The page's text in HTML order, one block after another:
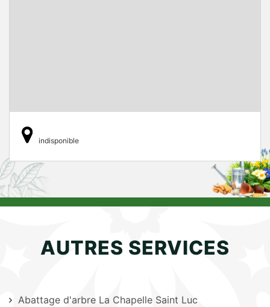
indisponible
AUTRES SERVICES
Abattage d'arbre La Chapelle Saint Luc